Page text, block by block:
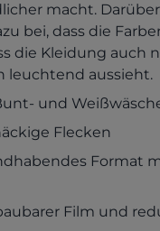
macht.
bei, dass die
die Kleidung auch
leuchtend aussieht.
und
Flecken
Format
Film und